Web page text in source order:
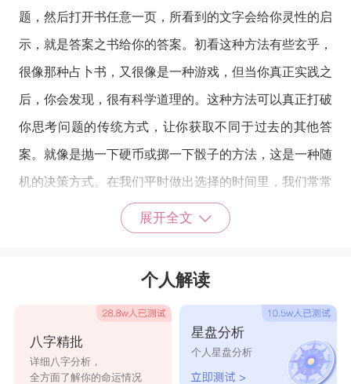
题，然后打开书任意一页，所看到的文字会给你灵性的启
示，就是答案之书给你的答案。初看这种方法有些玄乎，
很像那种占卜书，又很像是一种游戏，但当你真正实践之
后，你会发现，很有科学道理的。这种方法可以真正打破
你思考问题的传统方式，让你获取不同于过去的其他答
案。就像是抛一下硬币或掷一下骰子的方法，这是一种随
机的决策方式。在我们平时做出选择的时间里，我们常常
会被外在环境或情绪左右，而导致自己做出错误的决定。
而这种随机选择的方式，可以让我们避免受到这些干扰和
当你闭上眼睛，摆脱了眼前的客观事物，你的内心才
真正开始工作，开始为你提供灵感、启示和答案。而书中
提供的文字，会引发更深一层的思考，这是一种发掘自己
潜能的方式”，作为外在的触发器，可以激发你内心深处
展开全文
个人解读
八字精批
详细八字分析，
全方面了解你的命运情况
星盘分析
个人星盘分析